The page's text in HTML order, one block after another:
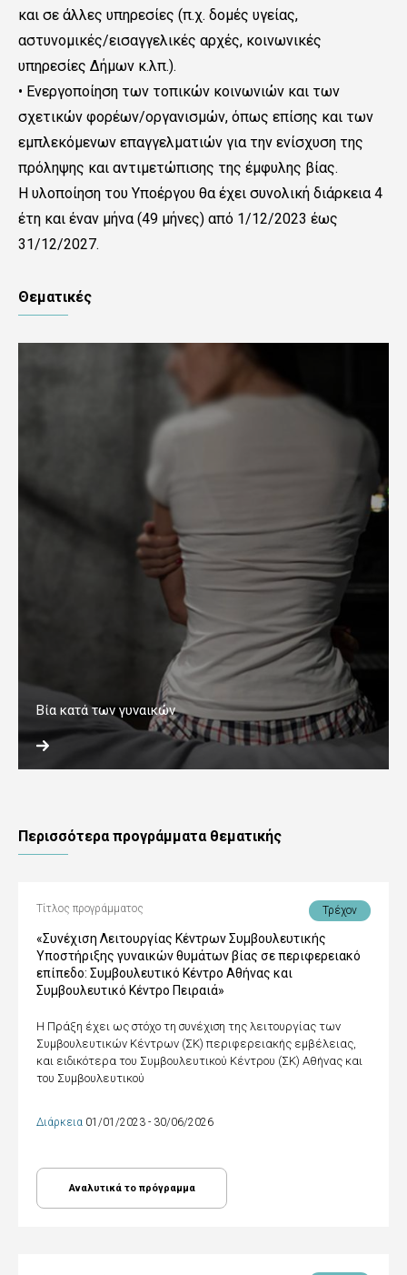
και σε άλλες υπηρεσίες (π.χ. δομές υγείας,
αστυνομικές/εισαγγελικές αρχές, κοινωνικές
υπηρεσίες Δήμων κ.λπ.).
• Ενεργοποίηση των τοπικών κοινωνιών και των
σχετικών φορέων/οργανισμών, όπως επίσης και των
εμπλεκόμενων επαγγελματιών για την ενίσχυση της
πρόληψης και αντιμετώπισης της έμφυλης βίας.
Η υλοποίηση του Υποέργου θα έχει συνολική διάρκεια 4
έτη και έναν μήνα (49 μήνες) από 1/12/2023 έως
31/12/2027.
Θεματικές
Βία κατά των γυναικών
Περισσότερα προγράμματα θεματικής
Τίτλος προγράμματος Τρέχον
«Συνέχιση Λειτουργίας Κέντρων Συμβουλευτικής
Υποστήριξης γυναικών θυμάτων βίας σε περιφερειακό
επίπεδο: Συμβουλευτικό Κέντρο Αθήνας και
Συμβουλευτικό Κέντρο Πειραιά»
Η Πράξη έχει ως στόχο τη συνέχιση της λειτουργίας των
Συμβουλευτικών Κέντρων (ΣΚ) περιφερειακής εμβέλειας,
και ειδικότερα του Συμβουλευτικού Κέντρου (ΣΚ) Αθήνας και
του Συμβουλευτικού
Διάρκεια 01/01/2023 - 30/06/2026
Αναλυτικά το πρόγραμμα